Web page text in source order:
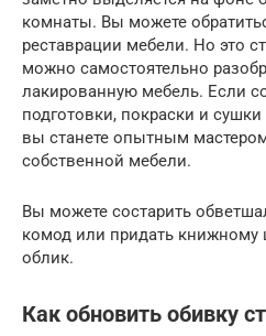
комнаты. Вы можете
реставрации мебели. Но это
можно самостоятельно
лакированную мебель. Если
подготовки, покраски и
вы станете опытным
собственной мебели.
Вы можете состарить
комод или придать книжному
облик.
Как обновить обивку